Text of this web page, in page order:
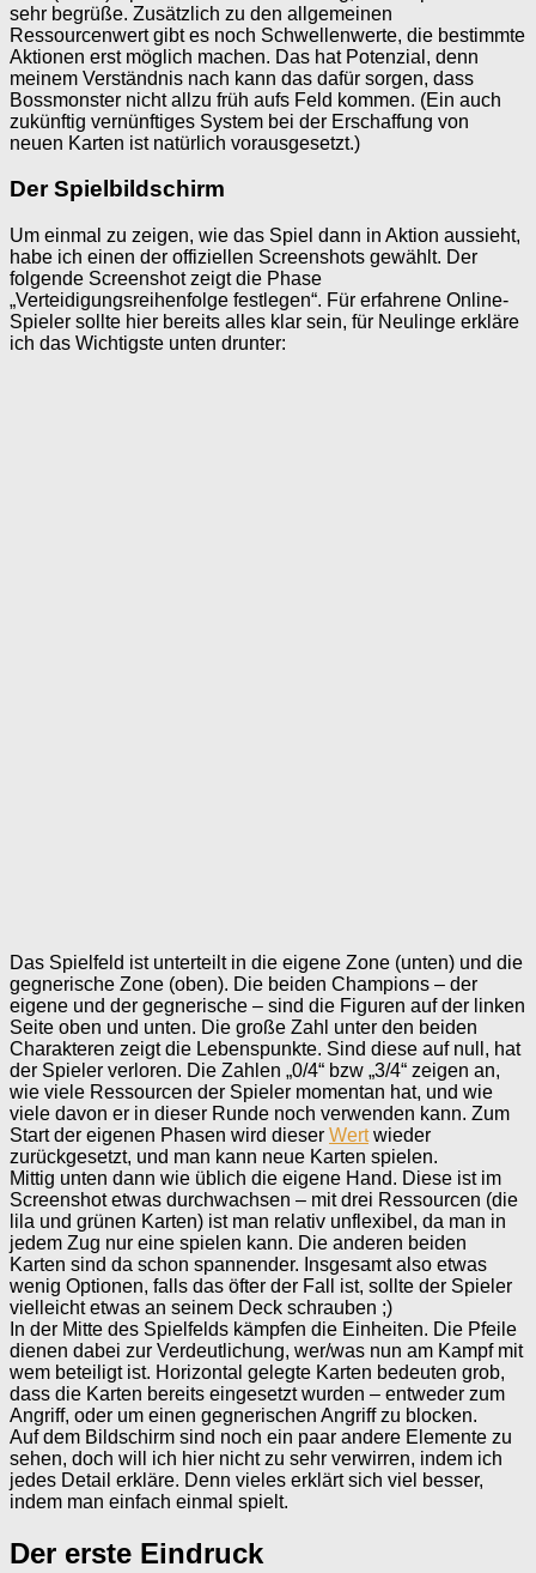
sehr begrüße. Zusätzlich zu den allgemeinen
Ressourcenwert gibt es noch Schwellenwerte, die bestimmte
Aktionen erst möglich machen. Das hat Potenzial, denn
meinem Verständnis nach kann das dafür sorgen, dass
Bossmonster nicht allzu früh aufs Feld kommen. (Ein auch
zukünftig vernünftiges System bei der Erschaffung von
neuen Karten ist natürlich vorausgesetzt.)
Der Spielbildschirm
Um einmal zu zeigen, wie das Spiel dann in Aktion aussieht,
habe ich einen der offiziellen Screenshots gewählt. Der
folgende Screenshot zeigt die Phase
„Verteidigungsreihenfolge festlegen“. Für erfahrene Online-
Spieler sollte hier bereits alles klar sein, für Neulinge erkläre
ich das Wichtigste unten drunter:
Das Spielfeld ist unterteilt in die eigene Zone (unten) und die
gegnerische Zone (oben). Die beiden Champions – der
eigene und der gegnerische – sind die Figuren auf der linken
Seite oben und unten. Die große Zahl unter den beiden
Charakteren zeigt die Lebenspunkte. Sind diese auf null, hat
der Spieler verloren. Die Zahlen „0/4“ bzw „3/4“ zeigen an,
wie viele Ressourcen der Spieler momentan hat, und wie
viele davon er in dieser Runde noch verwenden kann. Zum
Start der eigenen Phasen wird dieser Wertwieder
zurückgesetzt, und man kann neue Karten spielen.
Mittig unten dann wie üblich die eigene Hand. Diese ist im
Screenshot etwas durchwachsen – mit drei Ressourcen (die
lila und grünen Karten) ist man relativ unflexibel, da man in
jedem Zug nur eine spielen kann. Die anderen beiden
Karten sind da schon spannender. Insgesamt also etwas
wenig Optionen, falls das öfter der Fall ist, sollte der Spieler
vielleicht etwas an seinem Deck schrauben ;)
In der Mitte des Spielfelds kämpfen die Einheiten. Die Pfeile
dienen dabei zur Verdeutlichung, wer/was nun am Kampf mit
wem beteiligt ist. Horizontal gelegte Karten bedeuten grob,
dass die Karten bereits eingesetzt wurden – entweder zum
Angriff, oder um einen gegnerischen Angriff zu blocken.
Auf dem Bildschirm sind noch ein paar andere Elemente zu
sehen, doch will ich hier nicht zu sehr verwirren, indem ich
jedes Detail erkläre. Denn vieles erklärt sich viel besser,
indem man einfach einmal spielt.
Der erste Eindruck